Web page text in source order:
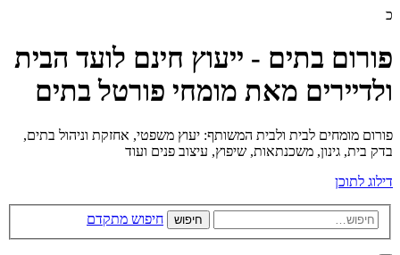
כ
פורום בתים - ייעוץ חינם לועד הבית
ולדיירים מאת מומחי פורטל בתים
פורום מומחים לבית ולבית המשותף: יעוץ משפטי, אחזקת וניהול בתים,
בדק בית, גינון, משכנתאות, שיפוץ, עיצוב פנים ועוד
דילוג לתוכן
חיפוש חיפוש מתקדם